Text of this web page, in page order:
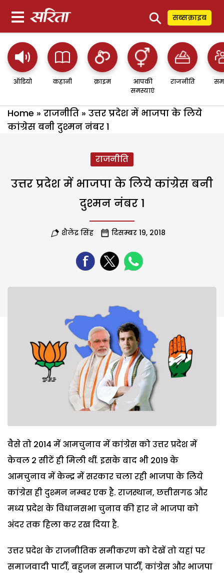
⚲ सब्सक्राइब
ऑडियो कहानी क्राइम
आपकी
समस्याएं
राजनीति
Home » राजनीति » उत्तर प्रदेश में भाजपा के लिये
कांग्रेस बनी दुश्मन नंबर 1
राजनीति
उत्तर प्रदेश में भाजपा के लिये कांग्रेस बनी
दुश्मन नंबर 1
शैलेंद्र सिंह दिसम्बर 19, 2018
वैसे तो 2014 में आमचुनाव में कांग्रेस को उत्तर प्रदेश में
केवल 2 सीटें ही मिली थीं. इसके बाद भी 2019 के
आमचुनाव में केन्द्र में सरकार चला रही भाजपा के लिये
कांग्रेस ही दुश्मन नम्बर एक है. राजस्थान, छत्तीसगढ और
मध्य प्रदेश के विधानसभा चुनाव की हार ने भाजपा को
अंदर तक हिला कर रख दिया है.
उत्तर प्रदेश के राजनीतिक समीकरण को देखें तो यहां पर
समाजवादी पार्टी, बहुजन समाज पार्टी, कांग्रेस और भाजपा